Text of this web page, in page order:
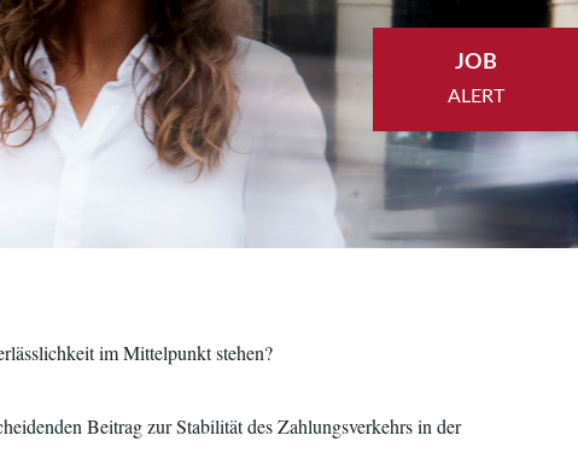
im Mittelpunkt stehen?
Beitrag zur Stabilität des Zahlungsverkehrs in der
JOB
ALERT